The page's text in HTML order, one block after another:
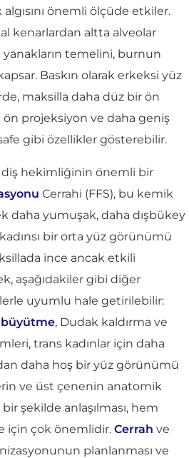
önemli ölçüde etkiler.
kenarlardan altta alveolar
yanakların temelini, burnun
Baskın olarak erkeksi yüz
maksilla daha düz bir ön
ön projeksiyon ve daha geniş
gibi özellikler gösterebilir.
diş hekimliğinin önemli bir
Cerrahi (FFS), bu kemik
daha yumuşak, daha dışbükey
bir orta yüz görünümü
ince ancak etkili
aşağıdakiler gibi diğer
uyumlu hale getirilebilir:
, Dudak kaldırma ve
trans kadınlar için daha
daha hoş bir yüz görünümü
ve üst çenenin anatomik
şekilde anlaşılması, hem
için çok önemlidir. Cerrah ve
planlanması ve